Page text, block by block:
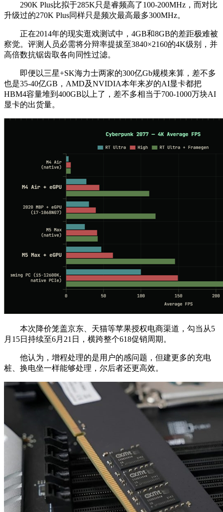
290K Plus比拟于285K只是睿频高了100-200MHz，而对比
升级过的270K Plus同样只是频次最高最多300MHz。
正在2014年的现实逛戏测试中，4GB和8GB的差距极难被
察觉。评测人员必需将分辩率提拔至3840×2160的4K级别，并
高倍数抗锯齿取各向同性过滤。
即便以三星+SK海力士两家的300亿Gb规模来算，差不多
也是35-40亿GB，AMD及NVIDIA本年来岁的AI显卡都把
HBM4容量堆到400GB以上了，差不多相当于700-1000万块AI
显卡的出货量。
本次降价笼盖京东、天猫等苹果授权电商渠道，勾当从5
月15日持续至6月21日，横跨整个618促销周期。
他认为，增程处理的是用户的感问题，但建更多的充电
桩、换电坐一样能够处理，尔后者还更高效。